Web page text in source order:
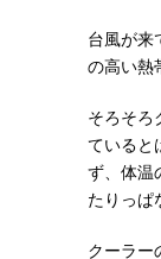
台風が来
の高い熱
そろそろ
ていると
ず、体温
たりっぱ
クーラー